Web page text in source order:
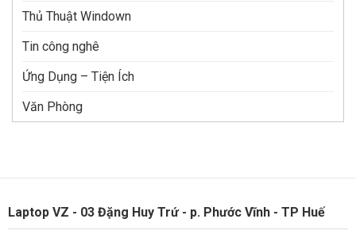
Thủ Thuật Windown
Tin công nghê
Ứng Dụng – Tiện Ích
Văn Phòng
Laptop VZ - 03 Đặng Huy Trứ - p. Phước Vĩnh - TP Huế